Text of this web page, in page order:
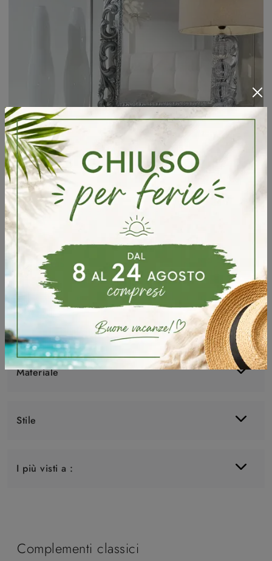
Marca
Materiale
Stile
I più visti a :
Specchiera Barocca
Complementi classici